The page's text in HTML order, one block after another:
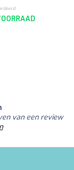
van een review